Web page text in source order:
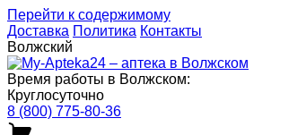
Перейти к содержимому
Доставка Политика Контакты
Волжский
Время работы в Волжском:
Круглосуточно
8 (800) 775-80-36